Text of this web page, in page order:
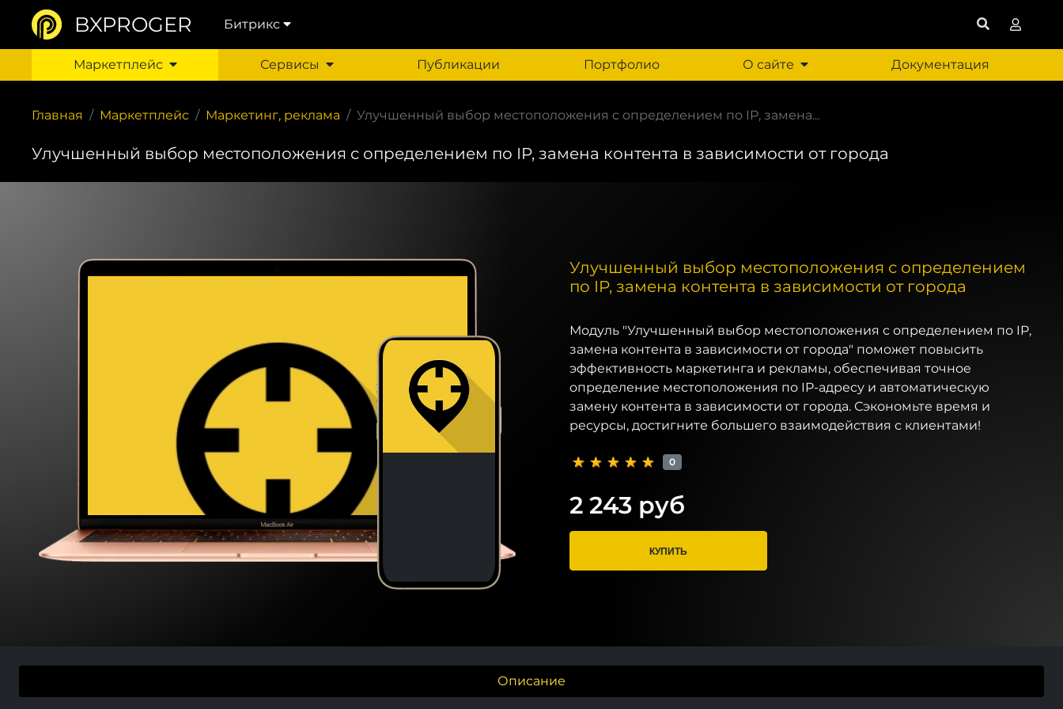
BXPROGER Битрикс
Маркетплейс Сервисы Публикации Портфолио О сайте Документация
Главная Маркетплейс Маркетинг, реклама Улучшенный выбор местоположения с определением по IP, замена...
Улучшенный выбор местоположения с определением по IP, замена контента в зависимости от города
Улучшенный выбор местоположения с определением
по IP, замена контента в зависимости от города
Модуль "Улучшенный выбор местоположения с определением по IP,
замена контента в зависимости от города" поможет повысить
эффективность маркетинга и рекламы, обеспечивая точное
определение местоположения по IP-адресу и автоматическую
замену контента в зависимости от города. Сэкономьте время и
ресурсы, достигните большего взаимодействия с клиентами!
0
2 243 руб
КУПИТЬ
Описание